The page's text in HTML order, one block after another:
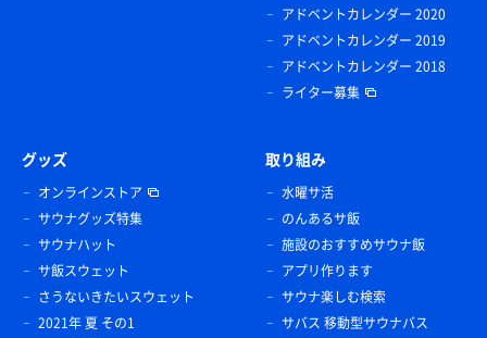
アドベントカレンダー 2020
アドベントカレンダー 2019
アドベントカレンダー 2018
ライター募集
グッズ
オンラインストア
サウナグッズ特集
サウナハット
サ飯スウェット
さうないきたいスウェット
2021年 夏 その1
取り組み
水曜サ活
のんあるサ飯
施設のおすすめサウナ飯
アプリ作ります
サウナ楽しむ検索
サバス 移動型サウナバス